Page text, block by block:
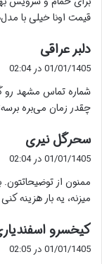
:
قیمت اونا خیلی با
دلبر عراقی
ت
:
01/01/1405 در 02:04
شماره تماس مشهد رو
چقدر زمان می‌بره
سحرگل نیری
ف
:
01/01/1405 در 02:04
ممنون از
میزنه، یه بار هزینه
کیخسرو
01/01/1405 در 02:05